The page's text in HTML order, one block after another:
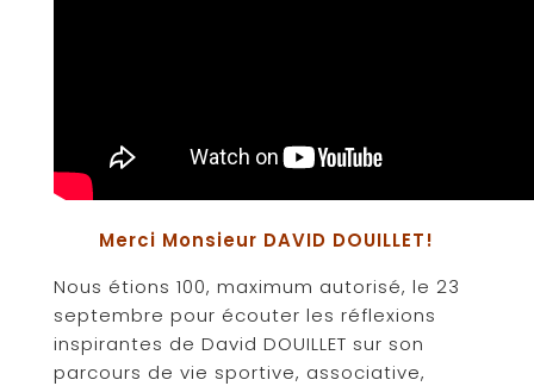
Merci Monsieur DAVID DOUILLET!
Nous étions 100, maximum autorisé, le 23
septembre pour écouter les réflexions
inspirantes de David DOUILLET sur son
parcours de vie sportive, associative,